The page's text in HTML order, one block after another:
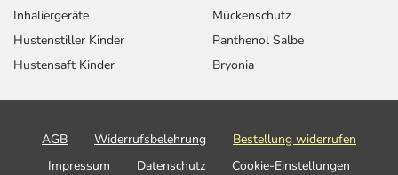
Inhaliergeräte
Hustenstiller Kinder
Hustensaft Kinder
Mückenschutz
Panthenol Salbe
Bryonia
AGB Widerrufsbelehrung
Bestellung widerrufen
Impressum
Datenschutz
Cookie-Einstellungen